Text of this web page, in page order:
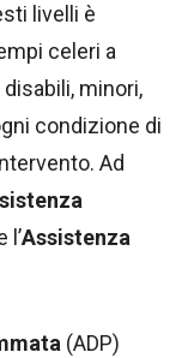
livelli è
celeri a
minori,
condizione di
Ad
l’Assistenza
(ADP)